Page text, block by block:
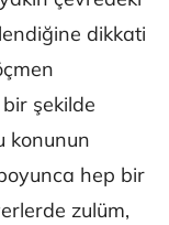
dikkati
şekilde
konunun
hep bir
zulüm,